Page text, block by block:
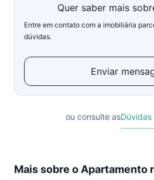
Quer saber mais
Entre em contato com a imobiliária
dúvidas.
Enviar
ou consulte asDúvidas
Mais sobre o Apartamento